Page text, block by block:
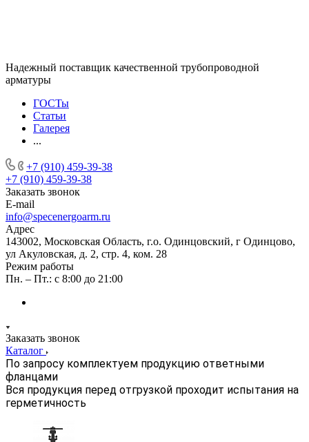
Надежный поставщик качественной трубопроводной
арматуры
ГОСТы
Статьи
Галерея
...
+7 (910) 459-39-38
+7 (910) 459-39-38
Заказать звонок
E-mail
info@specenergoarm.ru
Адрес
143002, Московская Область, г.о. Одинцовский, г Одинцово,
ул Акуловская, д. 2, стр. 4, ком. 28
Режим работы
Пн. – Пт.: с 8:00 до 21:00
Заказать звонок
Каталог
По запросу комплектуем продукцию ответными
фланцами
Вся продукция перед отгрузкой проходит испытания на
герметичность